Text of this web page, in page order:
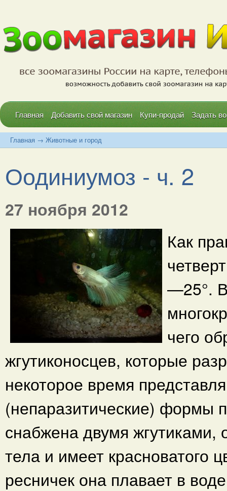
Главная Добавить свой магазин Купи-продай Задать
Главная → Животные и город
Оодиниумоз - ч. 2
27 ноября 2012
Как
—25°.
чего
жгутиконосцев, которые
некоторое время
(непаразитические) формы
снабжена двумя жгутиками,
тела и имеет красноватого
ресничек она плавает в